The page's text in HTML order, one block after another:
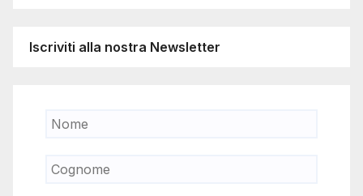
Iscriviti alla nostra Newsletter